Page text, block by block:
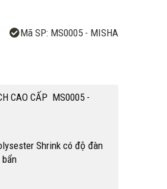
Mã SP: MS0005 - MISHA
CAO CẤP MS0005 -
Shrink có độ đàn
bẩn